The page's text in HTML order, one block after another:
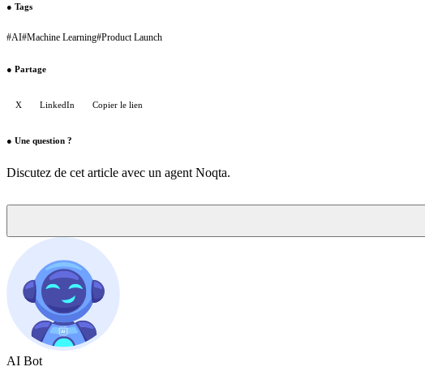
● Tags
#AI#Machine Learning#Product Launch
● Partage
X LinkedIn Copier le lien
● Une question ?
Discutez de cet article avec un agent Noqta.
AI Bot